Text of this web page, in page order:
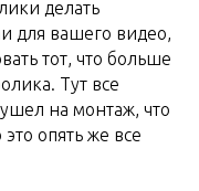
делать
для вашего видео,
тот, что больше
Тут все
на монтаж, что
опять же все